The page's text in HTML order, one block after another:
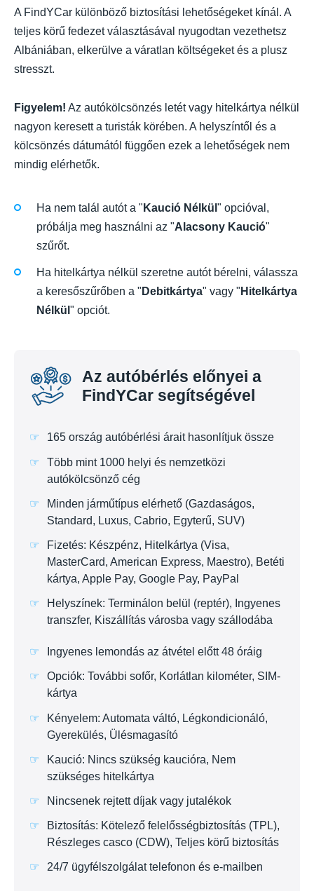
A FindYCar különböző biztosítási lehetőségeket kínál. A
teljes körű fedezet választásával nyugodtan vezethetsz
Albániában, elkerülve a váratlan költségeket és a plusz
stresszt.
Figyelem! Az autókölcsönzés letét vagy hitelkártya nélkül
nagyon keresett a turisták körében. A helyszíntől és a
kölcsönzés dátumától függően ezek a lehetőségek nem
mindig elérhetők.
Ha nem talál autót a " Kaució Nélkül " opcióval,
próbálja meg használni az "Alacsony Kaució"
szűrőt.
Ha hitelkártya nélkül szeretne autót bérelni, válassza
a keresőszűrőben a " Debitkártya" vagy " Hitelkártya
Nélkül " opciót.
Az autóbérlés előnyei a
FindYCar segítségével
165 ország autóbérlési árait hasonlítjuk össze
Több mint 1000 helyi és nemzetközi
autókölcsönző cég
Minden járműtípus elérhető (Gazdaságos,
Standard, Luxus, Cabrio, Egyterű, SUV)
Fizetés: Készpénz, Hitelkártya (Visa,
MasterCard, American Express, Maestro), Betéti
kártya, Apple Pay, Google Pay, PayPal
Helyszínek: Terminálon belül (reptér), Ingyenes
transzfer, Kiszállítás városba vagy szállodába
Ingyenes lemondás az átvétel előtt 48 óráig
Opciók: További sofőr, Korlátlan kilométer, SIM-
kártya
Kényelem: Automata váltó, Légkondicionáló,
Gyerekülés, Ülésmagasító
Kaució: Nincs szükség kaucióra, Nem
szükséges hitelkártya
Nincsenek rejtett díjak vagy jutalékok
Biztosítás: Kötelező felelősségbiztosítás (TPL),
Részleges casco (CDW), Teljes körű biztosítás
24/7 ügyfélszolgálat telefonon és e-mailben